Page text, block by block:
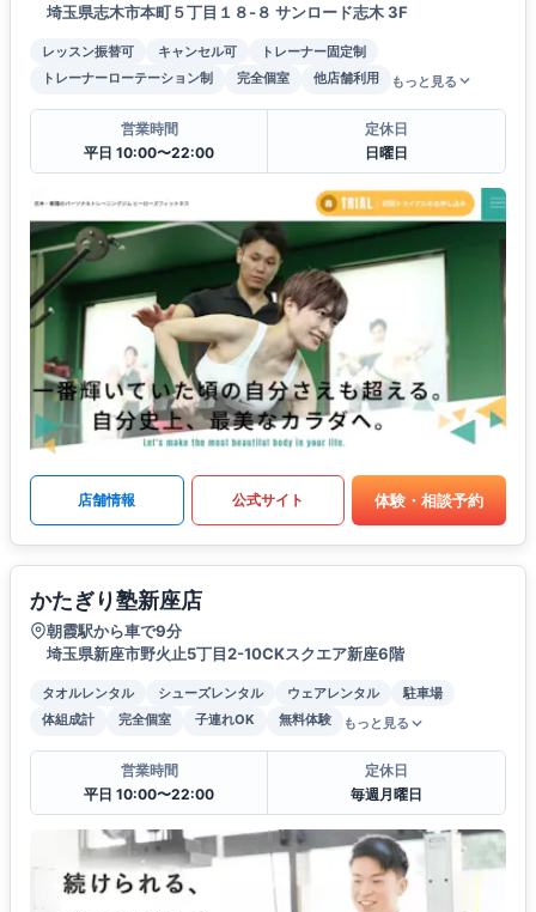
埼玉県志木市本町５丁目１８-８ サンロード志木 3F
レッスン振替可 キャンセル可
トレーナー固定制
トレーナーローテーション制
完全個室 他店舗利用 もっと見る
営業時間
平日 10:00〜22:00
定休日
日曜日
店舗情報 公式サイト 体験・相談予約
かたぎり塾新座店
朝霞駅から車で9分
埼玉県新座市野火止5丁目2-10CKスクエア新座6階
タオルレンタル シューズレンタル ウェアレンタル
駐車場
体組成計
完全個室 子連れOK 無料体験 もっと見る
営業時間
平日 10:00〜22:00
定休日
毎週月曜日